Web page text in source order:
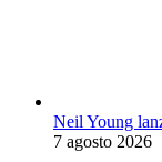
Neil Young
7 agosto 2026